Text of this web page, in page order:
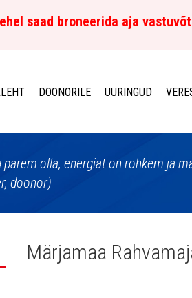
saad broneerida aja
DOONORILE UURINGUD
olla, energiat on rohkem ja
doonor)
Märjamaa